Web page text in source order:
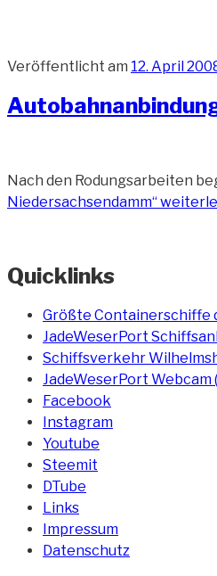
Veröffentlicht am 12. April
Nach den Rodungsarbeiten
Niedersachsendamm“
Quicklinks
Größte Containerschiffe
JadeWeserPort
Schiffsverkehr
JadeWeserPort Webcam
Facebook
Instagram
Youtube
Steemit
DTube
Links
Impressum
Datenschutz